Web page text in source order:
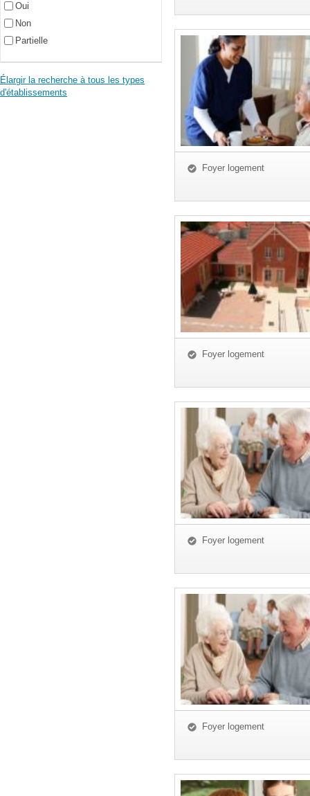
Oui
Non
Partielle
Élargir la recherche à tous les types
d'établissements
Foyer logement
Foyer logement
Foyer logement
Foyer logement